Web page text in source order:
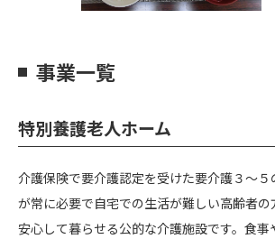
事業一覧
特別養護老人ホーム
介護保険で要介護認定を受けた要介護３～
が常に必要で自宅での生活が難しい高齢者の
安心して暮らせる公的な介護施設です。食